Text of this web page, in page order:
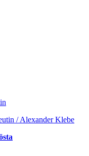
/ Alexander Klebe